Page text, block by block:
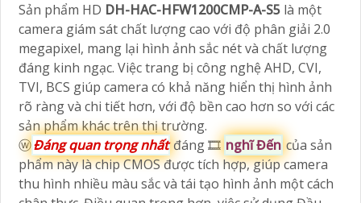
Sản phẩm HD DH-HAC-HFW1200CMP-A-S5 là một
camera giám sát chất lượng cao với độ phân giải 2.0
megapixel, mang lại hình ảnh sắc nét và chất lượng
đáng kinh ngạc. Việc trang bị công nghệ AHD, CVI,
TVI, BCS giúp camera có khả năng hiển thị hình ảnh
rõ ràng và chi tiết hơn, với độ bền cao hơn so với các
sản phẩm khác trên thị trường.
ⓦĐángquan trọngnhấtđáng 🎞 nghĩ Đến của sản
phẩm này là chip CMOS được tích hợp, giúp camera
thu hình nhiều màu sắc và tái tạo hình ảnh một cách